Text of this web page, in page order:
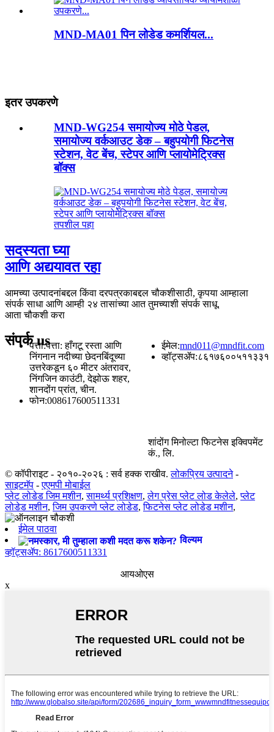
MND-MA01 पिन लोडेड कमर्शियल...
इतर उपकरणे
MND-WG254 समायोज्य मोठे पेडल,
समायोज्य वर्कआउट डेक – बहुपयोगी फिटनेस
स्टेशन, वेट बेंच, स्टेपर आणि प्लायोमेट्रिक्स
बॉक्स
तपशील पहा
सदस्यता घ्या
आणि अद्ययावत रहा
आमच्या उत्पादनांबद्दल किंवा दरपत्रकाबद्दल चौकशीसाठी, कृपया आम्हाला
संपर्क साधा आणि आम्ही २४ तासांच्या आत तुमच्याशी संपर्क साधू.
आता चौकशी करा
संपर्कus
पत्ता:पत्ता: हाँगटू रस्ता आणि
निंगनान नदीच्या छेदनबिंदूच्या
उत्तरेकडून ६० मीटर अंतरावर,
निंगजिन काउंटी, देझोऊ शहर,
शानदोंग प्रांत, चीन.
फोन:008617600511331
ईमेल:mnd011@mndfit.com
व्हॉट्सॲप:८६१७६००५११३३१
शांदोंग मिनोल्टा फिटनेस इक्विपमेंट
कं., लि.
© कॉपीराइट - २०१०-२०२६ : सर्व हक्क राखीव. लोकप्रिय उत्पादने-
साइटमॅप -एएमपी मोबाईल
प्लेट लोडेड जिम मशीन,सामर्थ्य प्रशिक्षण,लेग प्रेस प्लेट लोड केलेले,प्लेट
लोडेड मशीन,जिम उपकरणे प्लेट लोडेड,फिटनेस प्लेट लोडेड मशीन,
ईमेल पाठवा
विल्यम
व्हॉट्सॲप: 8617600511331
आयओएस
x